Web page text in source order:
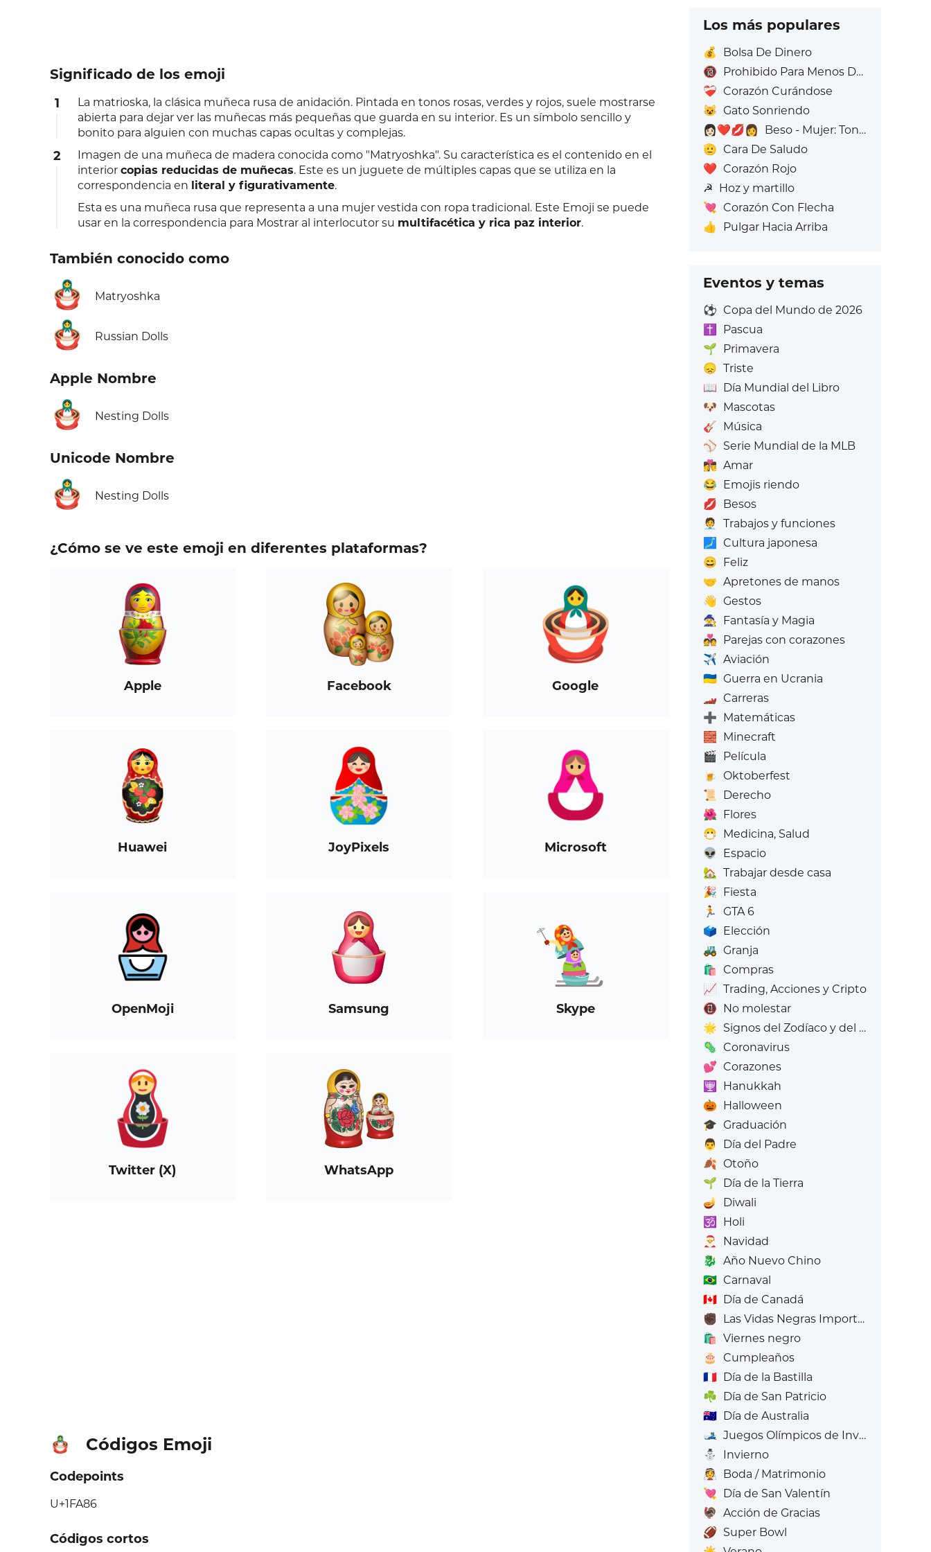
Significado de los emoji
1
La matrioska, la clásica muñeca rusa de anidación. Pintada en tonos rosas, verdes y rojos, suele mostrarse
abierta para dejar ver las muñecas más pequeñas que guarda en su interior. Es un símbolo sencillo y
bonito para alguien con muchas capas ocultas y complejas.
2
Imagen de una muñeca de madera conocida como "Matryoshka". Su característica es el contenido en el
interior copias reducidas de muñecas. Este es un juguete de múltiples capas que se utiliza en la
correspondencia en literal y figurativamente.
Esta es una muñeca rusa que representa a una mujer vestida con ropa tradicional. Este Emoji se puede
usar en la correspondencia para Mostrar al interlocutor su multifacética y rica paz interior.
También conocido como
🪆 Matryoshka
🪆 Russian Dolls
Apple Nombre
🪆 Nesting Dolls
Unicode Nombre
🪆 Nesting Dolls
¿Cómo se ve este emoji en diferentes plataformas?
Apple Facebook Google
Huawei JoyPixels Microsoft
OpenMoji Samsung Skype
Twitter (X) WhatsApp
🪆 Códigos Emoji
Codepoints
U+1FA86
Códigos cortos
Los más populares
💰
Bolsa De Dinero
🔞 Prohibido Para Menos De 18 Años
❤️‍🩹 Corazón Curándose
😺 Gato Sonriendo
👩🏻‍❤️‍💋‍👩
Beso - Mujer: Tono de piel claro, Mujer: Sin Tono de Piel
🫡 Cara De Saludo
❤️ Corazón Rojo
☭ Hoz y martillo
💘 Corazón Con Flecha
👍
Pulgar Hacia Arriba
Eventos y temas
⚽ Copa del Mundo de 2026
✝️
Pascua
🌱 Primavera
😞 Triste
📖 Día Mundial del Libro
🐶 Mascotas
🎸 Música
⚾ Serie Mundial de la MLB
👩‍❤️‍💋‍👨 Amar
😂 Emojis riendo
💋 Besos
🧑‍💼
Trabajos y funciones
🗾 Cultura japonesa
😄 Feliz
🤝 Apretones de manos
👋 Gestos
🧙 Fantasía y Magia
💑 Parejas con corazones
✈️ Aviación
🇺🇦 Guerra en Ucrania
🏎️ Carreras
➕ Matemáticas
🧱 Minecraft
🎬 Película
🍺
Oktoberfest
📜
Derecho
🌺 Flores
😷 Medicina, Salud
👽
Espacio
🏡 Trabajar desde casa
🎉 Fiesta
🏃
GTA 6
🗳️ Elección
🚜 Granja
🛍️ Compras
📈 Trading, Acciones y Cripto
📵 No molestar
🌟 Signos del Zodíaco y del Zodíaco
🦠 Coronavirus
💕 Corazones
🕎
Hanukkah
🎃 Halloween
🎓 Graduación
👨
Día del Padre
🍂 Otoño
🌱 Día de la Tierra
🪔
Diwali
🕉️
Holi
🎅
Navidad
🐉 Año Nuevo Chino
🇧🇷 Carnaval
🇨🇦 Día de Canadá
✊🏿 Las Vidas Negras Importan
🛍️ Viernes negro
🎂
Cumpleaños
🇫🇷 Día de la Bastilla
☘️ Día de San Patricio
🇦🇺 Día de Australia
🎿 Juegos Olímpicos de Invierno
⛄
Invierno
👰 Boda / Matrimonio
💘 Día de San Valentín
🦃 Acción de Gracias
🏈 Super Bowl